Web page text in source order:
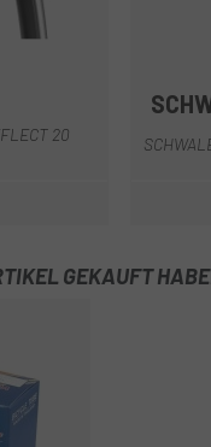
20
GEKAUFT